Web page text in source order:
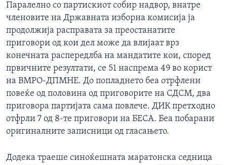
Паралелно со партискиот собир надвор, внатре
членовите на Државната изборна комисија ја
продолжија расправата за преостанатите
приговори од кои дел може да влијаат врз
конечната распередлба на мандатите кои, според
првичните резултати, се 51 наспрема 49 во корист
на ВМРО-ДПМНЕ. До попладнето беа отрфлени
повеќе од половина од приговорите на СДСМ, два
приговора партијата сама повлече. ДИК претходно
отфрли 7 од 8-те приговори на БЕСА. Беа побарани
оригиналните записници од гласањето.
Додека траеше синоќешната маратонска седница